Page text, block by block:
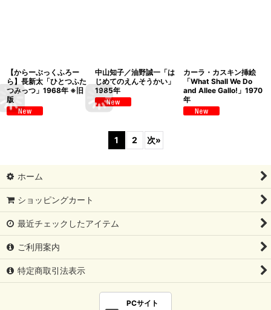
【からーぶっくふろー
ら】長新太「ひとつふた
つみっつ」1968年 ※旧
版
中山知子／油野誠一「は
じめてのえんそうかい」
1985年
カーラ・カスキン挿絵
「What Shall We Do
and Allee Gallo!」1970
年
1 2 次»
ホーム
ショッピングカート
最近チェックしたアイテム
ご利用案内
特定商取引法表示
PCサイト